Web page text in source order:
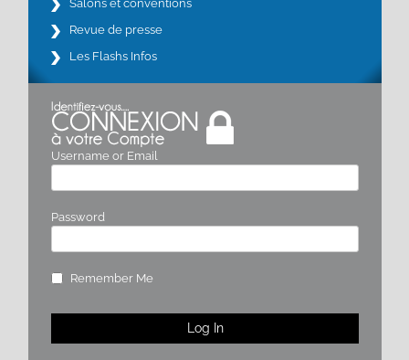
Salons et conventions
Revue de presse
Les Flashs Infos
Username or Email
Password
Remember Me